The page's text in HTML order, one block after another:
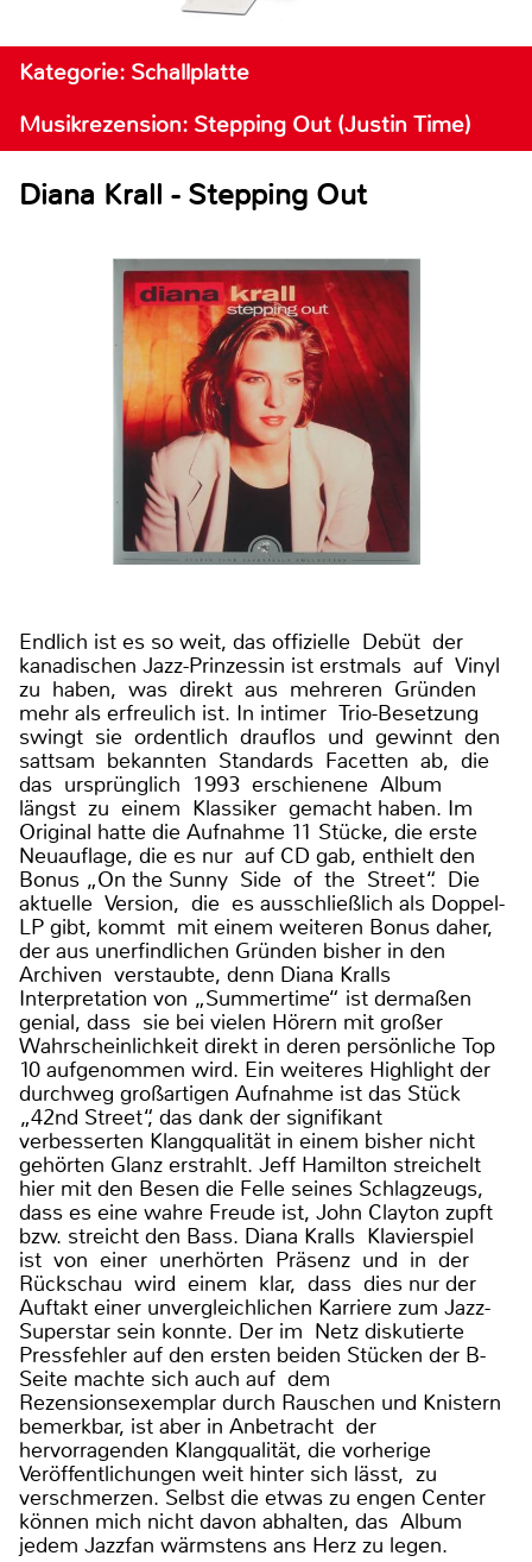
Kategorie: Schallplatte
Musikrezension: Stepping Out (Justin Time)
Diana Krall - Stepping Out
Endlich ist es so weit, das offizielle Debüt der
kanadischen Jazz-Prinzessin ist erstmals auf Vinyl
zu haben, was direkt aus mehreren Gründen
mehr als erfreulich ist. In intimer Trio-Besetzung
swingt sie ordentlich drauflos und gewinnt den
sattsam bekannten Standards Facetten ab, die
das ursprünglich 1993 erschienene Album
längst zu einem Klassiker gemacht haben. Im
Original hatte die Aufnahme 11 Stücke, die erste
Neuauflage, die es nur auf CD gab, enthielt den
Bonus „On the Sunny Side of the Street“. Die
aktuelle Version, die es ausschließlich als Doppel-
LP gibt, kommt mit einem weiteren Bonus daher,
der aus unerfindlichen Gründen bisher in den
Archiven verstaubte, denn Diana Kralls
Interpretation von „Summertime“ ist dermaßen
genial, dass sie bei vielen Hörern mit großer
Wahrscheinlichkeit direkt in deren persönliche Top
10 aufgenommen wird. Ein weiteres Highlight der
durchweg großartigen Aufnahme ist das Stück
„42nd Street“, das dank der signifikant
verbesserten Klangqualität in einem bisher nicht
gehörten Glanz erstrahlt. Jeff Hamilton streichelt
hier mit den Besen die Felle seines Schlagzeugs,
dass es eine wahre Freude ist, John Clayton zupft
bzw. streicht den Bass. Diana Kralls Klavierspiel
ist von einer unerhörten Präsenz und in der
Rückschau wird einem klar, dass dies nur der
Auftakt einer unvergleichlichen Karriere zum Jazz-
Superstar sein konnte. Der im Netz diskutierte
Pressfehler auf den ersten beiden Stücken der B-
Seite machte sich auch auf dem
Rezensionsexemplar durch Rauschen und Knistern
bemerkbar, ist aber in Anbetracht der
hervorragenden Klangqualität, die vorherige
Veröffentlichungen weit hinter sich lässt, zu
verschmerzen. Selbst die etwas zu engen Center
können mich nicht davon abhalten, das Album
jedem Jazzfan wärmstens ans Herz zu legen.